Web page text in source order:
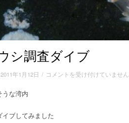
シ調査ダイブ
2011年1月12日 / ウ
調
コメントを受け付けていません
うな湾内
イブしてみました